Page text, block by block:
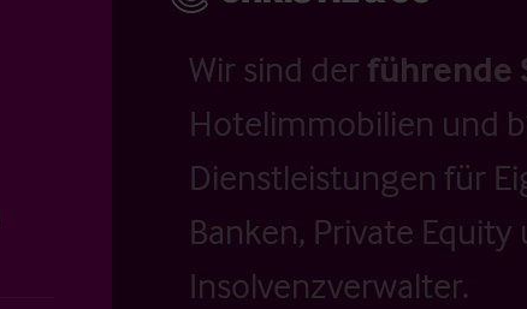
Wir sind der führende
Hotelimmobilien und
Dienstleistungen für
Banken, Private Equity
Insolvenzverwalter.